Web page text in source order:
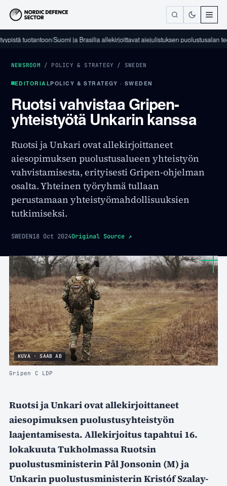
/Suomi ja Brasilia allekirjoittavat aiejulistuksen puolustusalan
NEWSROOM / POLICY & STRATEGY / SWEDEN
EDITORIALPOLICY & STRATEGY · SWEDEN
Ruotsi vahvistaa Gripen-
yhteistyötä Unkarin kanssa
Ruotsi ja Unkari ovat allekirjoittaneet
aiesopimuksen puolustusalueen yhteistyön
vahvistamisesta, erityisesti Gripen-ohjelman
osalta. Yhteinen työryhmä tullaan
perustamaan yhteistyömahdollisuuksien
tutkimiseksi.
SWEDEN18 Oct 2024Original Source ↗
KUVA · SAAB AB
Gripen C LDP
Ruotsi ja Unkari ovat allekirjoittaneet
aiesopimuksen puolustusyhteistyön
laajentamisesta. Allekirjoitus tapahtui 16.
lokakuuta Tukholmassa Ruotsin
puolustusministerin Pål Jonsonin (M) ja
Unkarin puolustusministerin Kristóf Szalay-